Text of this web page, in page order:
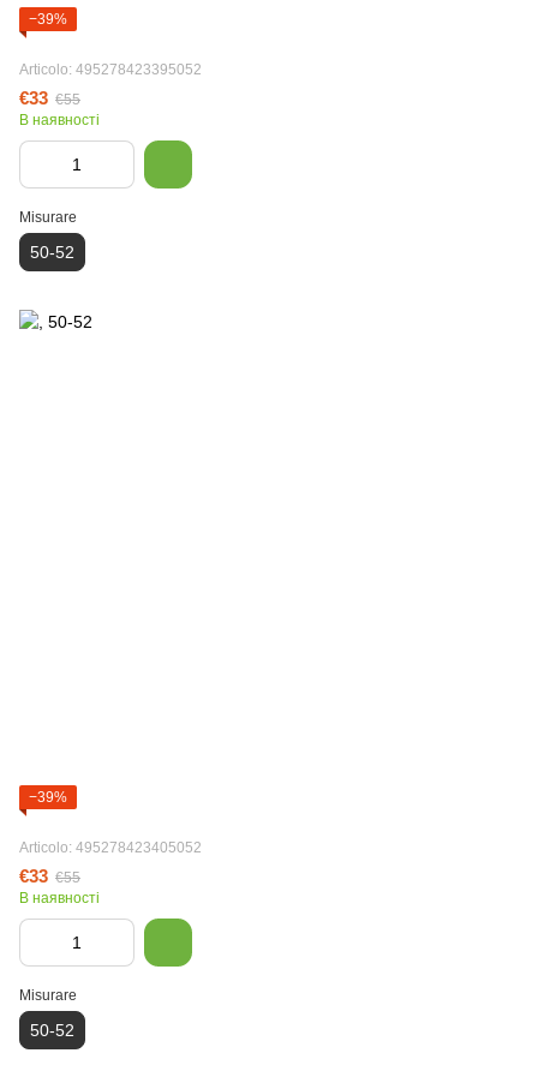
−39%
Articolo: 495278423395052
€33 €55
В наявності
Misurare
50-52
−39%
Articolo: 495278423405052
€33 €55
В наявності
Misurare
50-52